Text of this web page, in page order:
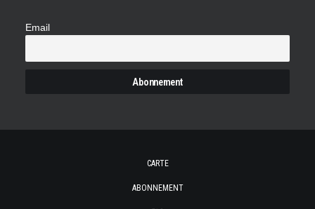
Email
CARTE
ABONNEMENT